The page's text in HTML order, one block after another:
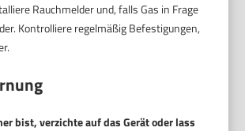
Rauchmelder und, falls Gas in Frage
Kontrolliere regelmäßig Befestigungen,
bist, verzichte auf das Gerät oder lass